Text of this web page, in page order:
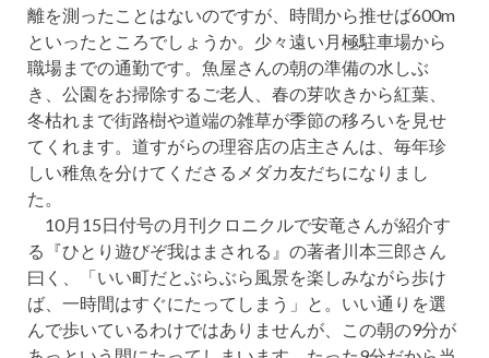
離を測ったことはないのですが、時間から推せば600m
といったところでしょうか。少々遠い月極駐車場から
職場までの通勤です。魚屋さんの朝の準備の水しぶ
き、公園をお掃除するご老人、春の芽吹きから紅葉、
冬枯れまで街路樹や道端の雑草が季節の移ろいを見せ
てくれます。道すがらの理容店の店主さんは、毎年珍
しい稚魚を分けてくださるメダカ友だちになりまし
た。
10月15日付号の月刊クロニクルで安竜さんが紹介す
る『ひとり遊びぞ我はまされる』の著者川本三郎さん
曰く、「いい町だとぶらぶら風景を楽しみながら歩け
ば、一時間はすぐにたってしまう」と。いい通りを選
んで歩いているわけではありませんが、この朝の9分が